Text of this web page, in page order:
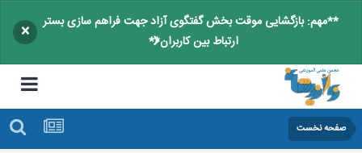
**مهم: بازگشایی موقت بخش گفتگوی آزاد جهت فراهم سازی بستر
ارتباط بین کاربران**
×
صفحه نخست